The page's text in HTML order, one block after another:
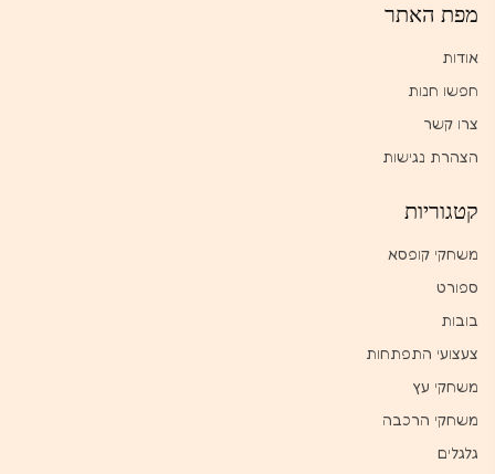
מפת האתר
אודות
חפשו חנות
צרו קשר
הצהרת נגישות
קטגוריות
משחקי קופסא
ספורט
בובות
צעצועי התפתחות
משחקי עץ
משחקי הרכבה
גלגלים